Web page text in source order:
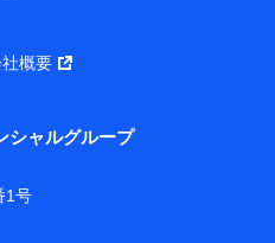
コモは、お客さまの情報
行動原則を順守します 。
ボードの「第三者提供の
ず、共同利用する場合があ
ないお客さま（2019年12
クラブ会員であったこと
する、2019年12月10日以
概要
シャルグループ
1号